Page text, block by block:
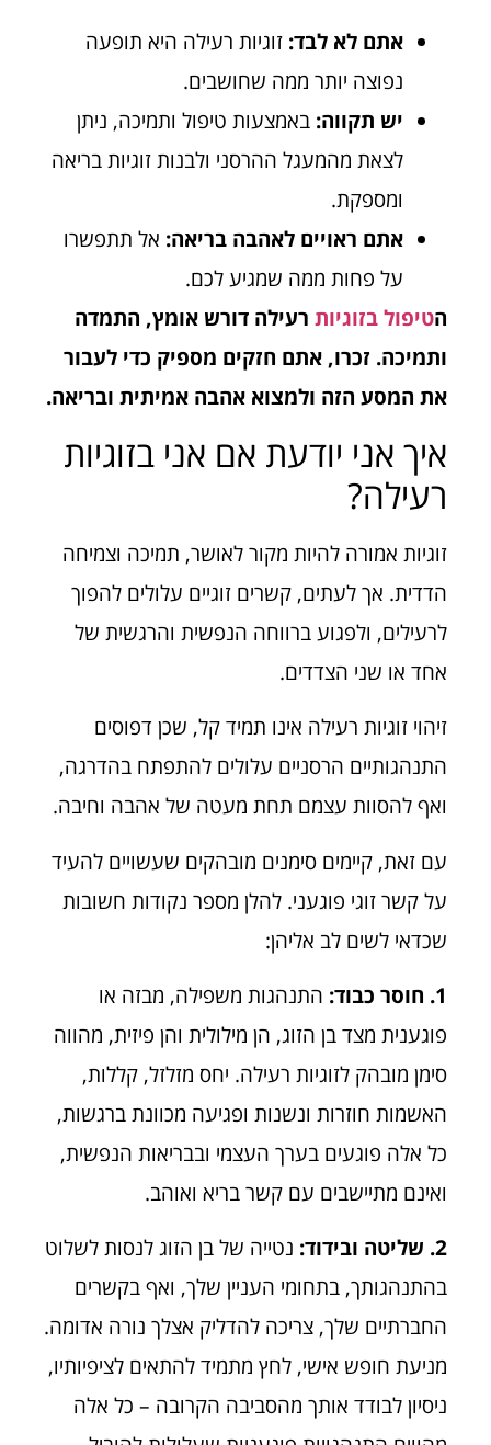
אתם לא לבד: זוגיות רעילה היא תופעה
נפוצה יותר ממה שחושבים.
יש תקווה: באמצעות טיפול ותמיכה, ניתן
לצאת מהמעגל ההרסני ולבנות זוגיות בריאה
ומספקת.
אתם ראויים לאהבה בריאה: אל תתפשרו
על פחות ממה שמגיע לכם.
הטיפול בזוגיות רעילה דורש אומץ, התמדה
ותמיכה. זכרו, אתם חזקים מספיק כדי לעבור
את המסע הזה ולמצוא אהבה אמיתית ובריאה.
איך אני יודעת אם אני בזוגיות
רעילה?
זוגיות אמורה להיות מקור לאושר, תמיכה וצמיחה
הדדית. אך לעתים, קשרים זוגיים עלולים להפוך
לרעילים, ולפגוע ברווחה הנפשית והרגשית של
אחד או שני הצדדים.
זיהוי זוגיות רעילה אינו תמיד קל, שכן דפוסים
התנהגותיים הרסניים עלולים להתפתח בהדרגה,
ואף להסוות עצמם תחת מעטה של אהבה וחיבה.
עם זאת, קיימים סימנים מובהקים שעשויים להעיד
על קשר זוגי פוגעני. להלן מספר נקודות חשובות
שכדאי לשים לב אליהן:
1. חוסר כבוד:
התנהגות משפילה, מבזה או
פוגענית מצד בן הזוג, הן מילולית והן פיזית, מהווה
סימן מובהק לזוגיות רעילה. יחס מזלזל, קללות,
האשמות חוזרות ונשנות ופגיעה מכוונת ברגשות,
כל אלה פוגעים בערך העצמי ובבריאות הנפשית,
ואינם מתיישבים עם קשר בריא ואוהב.
2. שליטה ובידוד:
נטייה של בן הזוג לנסות לשלוט
בהתנהגותך, בתחומי העניין שלך, ואף בקשרים
החברתיים שלך, צריכה להדליק אצלך נורה אדומה.
מניעת חופש אישי, לחץ מתמיד להתאים לציפיותיו,
ניסיון לבודד אותך מהסביבה הקרובה – כל אלה